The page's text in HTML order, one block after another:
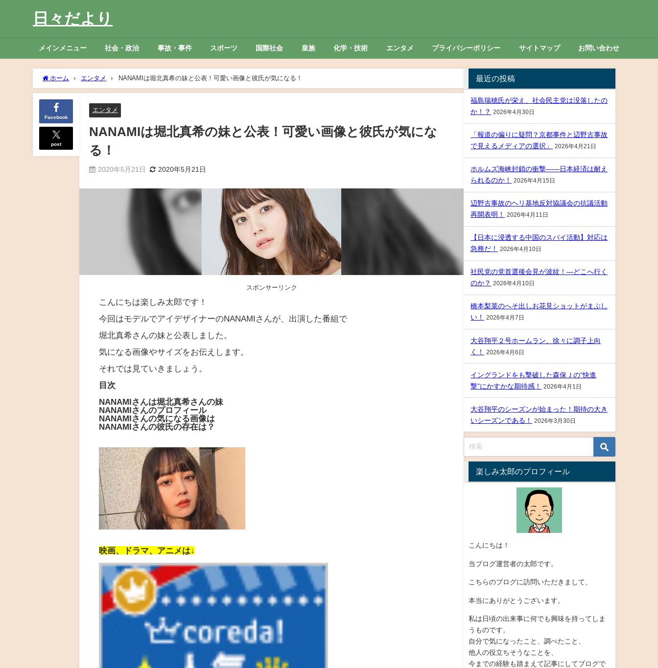
日々だより
メインメニュー 社会・政治 事故・事件 スポーツ 国際社会 皇族 化学・技術 エンタメ プライバシーポリシー サイトマップ お問い合わせ
ホーム エンタメ NANAMIは堀北真希の妹と公表！可愛い画像と彼氏が気になる！
Facebook
post
エンタメ
NANAMIは堀北真希の妹と公表！可愛い画像と彼氏が気にな
る！
2020年5月21日 2020年5月21日
スポンサーリンク
こんにちは楽しみ太郎です！
今回はモデルでアイデザイナーのNANAMIさんが、出演した番組で
堀北真希さんの妹と公表しました。
気になる画像やサイズをお伝えします。
それでは見ていきましょう。
目次
NANAMIさんは堀北真希さんの妹
NANAMIさんのプロフィール
NANAMIさんの気になる画像は
NANAMIさんの彼氏の存在は？
映画、ドラマ、アニメは↓
最近の投稿
福島瑞穂氏が栄え、社会民主党は没落したの
か！？ 2026年4月30日
「報道の偏りに疑問？京都事件と辺野古事故
で見えるメディアの選択」
2026年4月21日
ホルムズ海峡封鎖の衝撃――日本経済は耐え
られるのか！
2026年4月15日
辺野古事故のヘリ基地反対協議会の抗議活動
再開表明！
2026年4月11日
【日本に浸透する中国のスパイ活動】対応は
急務だ！
2026年4月10日
社民党の党首選後会見が波紋！―どこへ行く
のか？ 2026年4月10日
橋本梨菜のへそ出しお花見ショットがまぶし
い！
2026年4月7日
大谷翔平２号ホームラン、徐々に調子上向
く！
2026年4月6日
イングランドをも撃破した森保Ｊの“快進
撃”にかすかな期待感！
2026年4月1日
大谷翔平のシーズンが始まった！期待の大き
いシーズンである！
2026年3月30日
楽しみ太郎のプロフィール
こんにちは！
当ブログ運営者の太郎です。
こちらのブログに訪問いただきまして、
本当にありがとうございます。
私は日頃の出来事に何でも興味を持ってしま
うものです。
自分で気になったこと、調べたこと、
他人の役立ちそうなことを、
今までの経験も踏まえて記事にしてブログで